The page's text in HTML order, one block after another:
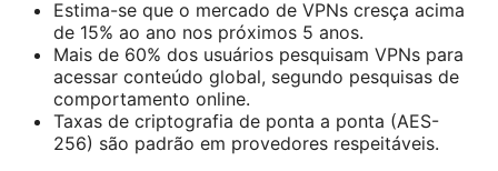
Estima-se que o mercado de VPNs cresça acima
de 15% ao ano nos próximos 5 anos.
Mais de 60% dos usuários pesquisam VPNs para
acessar conteúdo global, segundo pesquisas de
comportamento online.
Taxas de criptografia de ponta a ponta (AES-
256) são padrão em provedores respeitáveis.